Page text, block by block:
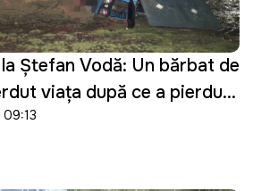
Ștefan Vodă: Un bărbat de
viața după ce a pierdut
pe care îl